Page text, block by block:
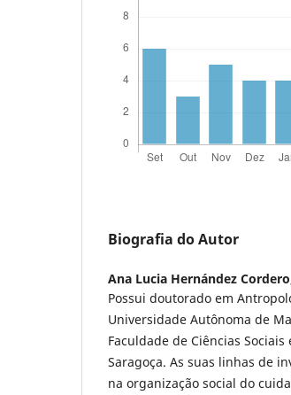
Biografia do Autor
Ana Lucia Hernández
Possui doutorado em
Universidade Autônoma de
Faculdade de Ciências
Saragoça. As suas linhas de
na organização social do